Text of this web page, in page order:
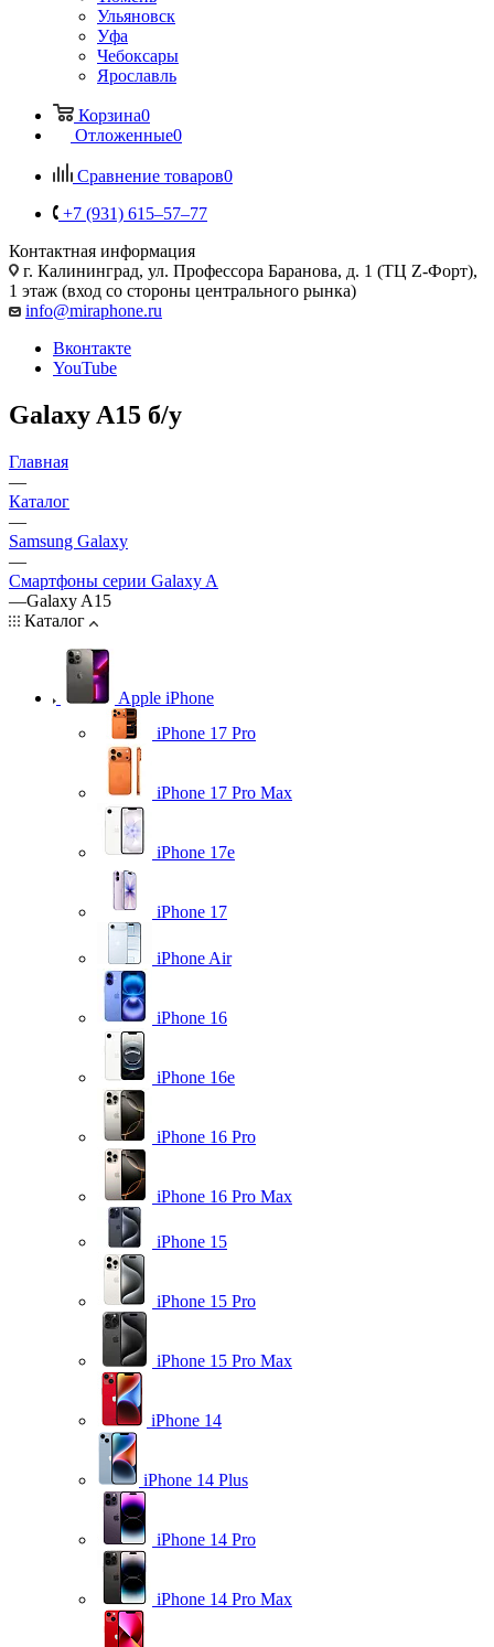
Ульяновск
Уфа
Чебоксары
Ярославль
Корзина0
Отложенные0
Сравнение товаров0
+7 (931) 615‒57‒77
Контактная информация
г. Калининград, ул. Профессора Баранова, д. 1 (ТЦ Z-Форт),
1 этаж (вход со стороны центрального рынка)
info@miraphone.ru
Вконтакте
YouTube
Galaxy A15 б/у
Главная
—
Каталог
—
Samsung Galaxy
—
Смартфоны серии Galaxy A
—Galaxy A15
Каталог
Apple iPhone
iPhone 17 Pro
iPhone 17 Pro Max
iPhone 17e
iPhone 17
iPhone Air
iPhone 16
iPhone 16e
iPhone 16 Pro
iPhone 16 Pro Max
iPhone 15
iPhone 15 Pro
iPhone 15 Pro Max
iPhone 14
iPhone 14 Plus
iPhone 14 Pro
iPhone 14 Pro Max